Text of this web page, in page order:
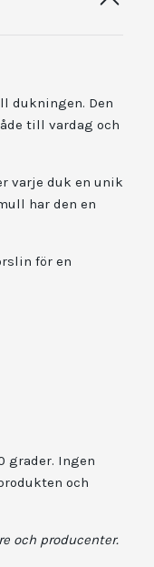
dukningen. Den
till vardag och
varje duk en unik
har den en
för en
grader. Ingen
och
och producenter.